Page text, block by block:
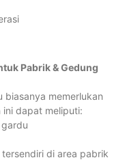
Pabrik & Gedung
memerlukan
ini dapat meliputi:
di area pabrik